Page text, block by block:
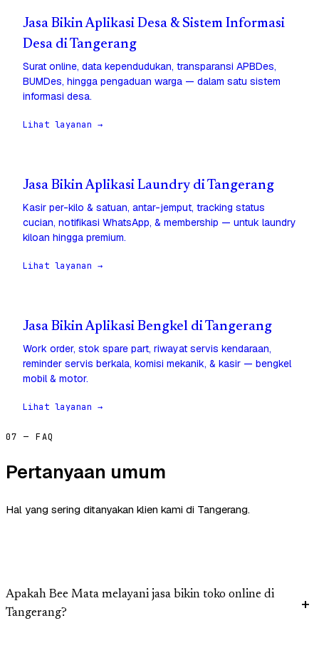
Jasa Bikin Aplikasi Desa & Sistem Informasi
Desa di Tangerang
Surat online, data kependudukan, transparansi APBDes,
BUMDes, hingga pengaduan warga — dalam satu sistem
informasi desa.
Lihat layanan →
Jasa Bikin Aplikasi Laundry di Tangerang
Kasir per-kilo & satuan, antar-jemput, tracking status
cucian, notifikasi WhatsApp, & membership — untuk laundry
kiloan hingga premium.
Lihat layanan →
Jasa Bikin Aplikasi Bengkel di Tangerang
Work order, stok spare part, riwayat servis kendaraan,
reminder servis berkala, komisi mekanik, & kasir — bengkel
mobil & motor.
Lihat layanan →
07 — FAQ
Pertanyaan umum
Hal yang sering ditanyakan klien kami di Tangerang.
Apakah Bee Mata melayani jasa bikin toko online di
Tangerang?